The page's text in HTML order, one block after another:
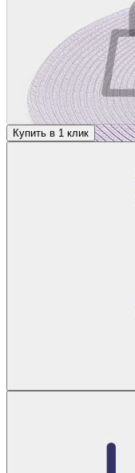
Купить в 1 клик